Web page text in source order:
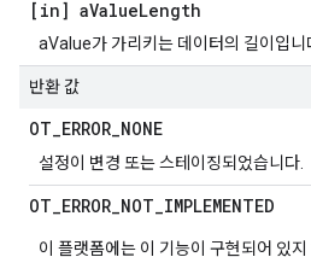
[in] aValueLength
aValue가 가리키는 데이터의 길이입니
반환 값
OT_ERROR_NONE
설정이 변경 또는 스테이징되었습니다.
OT_ERROR_NOT_IMPLEMENTED
이 플랫폼에는 이 기능이 구현되어 있지